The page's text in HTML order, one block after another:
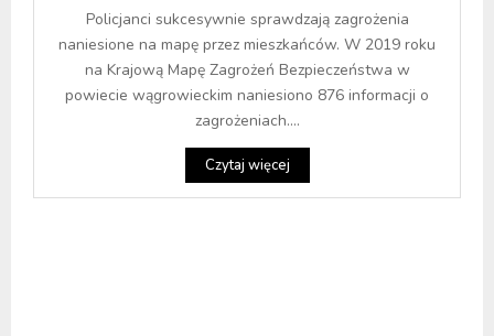
Policjanci sukcesywnie sprawdzają zagrożenia
naniesione na mapę przez mieszkańców. W 2019 roku
na Krajową Mapę Zagrożeń Bezpieczeństwa w
powiecie wągrowieckim naniesiono 876 informacji o
zagrożeniach....
Czytaj więcej